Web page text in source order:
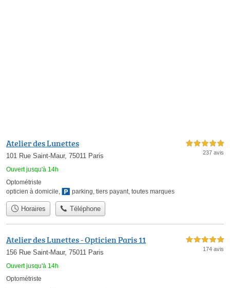
Atelier des Lunettes
101 Rue Saint-Maur, 75011 Paris
Ouvert jusqu'à 14h
5,0 étoiles sur 5
237 avis
Optométriste
opticien à domicile, parking, tiers payant, toutes marques
Horaires Téléphone
Atelier des Lunettes - Opticien Paris 11
156 Rue Saint-Maur, 75011 Paris
Ouvert jusqu'à 14h
5,0 étoiles sur 5
174 avis
Optométriste